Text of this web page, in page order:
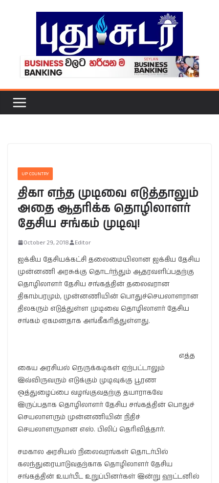
UP COUNTRY
திகா எந்த முடிவை எடுத்தாலும்
அதை ஆதரிக்க தொழிலாளர்
தேசிய சங்கம் முடிவு!
October 29, 2018 Editor
ஐக்கிய தேசியக்கட்சி தலைமையிலான ஐக்கிய தேசிய
முன்னணி அரசுக்கு தொடர்ந்தும் ஆதரவளிப்பதற்கு
தொழிலாளர் தேசிய சங்கத்தின் தலைவரான
திகாம்பரமும், முன்னணியின் பொதுச்செயலாளரான
திலகரும் எடுத்துள்ள முடிவை தொழிலாளர் தேசிய
சங்கம் ஏகமனதாக அங்கீகரித்துள்ளது.
எத்த
கைய அரசியல் நெருக்கடிகள் ஏற்பட்டாலும்
இவ்விருவரும் எடுக்கும் முடிவுக்கு பூரண
ஒத்துழைப்பை வழங்குவதற்கு தயாராகவே
இருப்பதாக தொழிலாளர் தேசிய சங்கத்தின் பொதுச்
செயலாளரும் முன்னணியின் நிதிச்
செயலாளருமான எஸ். பிலிப் தெரிவித்தார்.
சமகால அரசியல் நிலைவரங்கள் தொடர்பில்
கலந்துரையாடுவதற்காக தொழிலாளர் தேசிய
சங்கத்தின் உயர்பீட உறுப்பினர்கள் இன்று ஹட்டனில்